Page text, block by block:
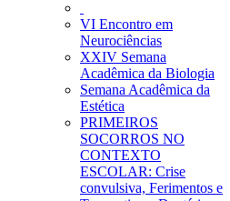
VI Encontro em
Neurociências
XXIV Semana
Acadêmica da Biologia
Semana Acadêmica da
Estética
PRIMEIROS
SOCORROS NO
CONTEXTO
ESCOLAR: Crise
convulsiva, Ferimentos e